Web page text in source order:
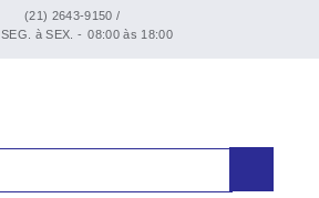
(21) 2643-9150 /
SEG. à SEX. - 08:00 às 18:00